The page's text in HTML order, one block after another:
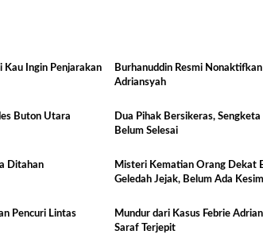
Kau Ingin Penjarakan
Burhanuddin Resmi
Adriansyah
Buton Utara
Dua Pihak Bersikeras,
Belum Selesai
Ditahan
Misteri Kematian Orang Dekat
Geledah Jejak, Belum Ada
Pencuri Lintas
Mundur dari Kasus Febrie
Saraf Terjepit